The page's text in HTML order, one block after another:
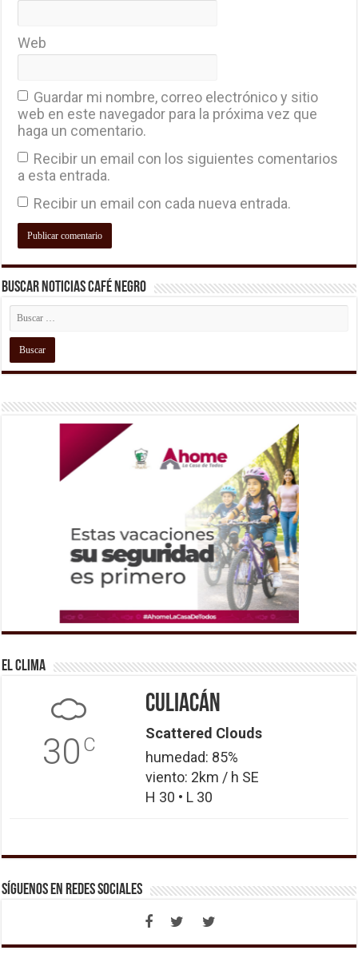
Web
Guardar mi nombre, correo electrónico y sitio
web en este navegador para la próxima vez que
haga un comentario.
Recibir un email con los siguientes comentarios
a esta entrada.
Recibir un email con cada nueva entrada.
Buscar Noticias Café Negro
El Clima
30 C
Culiacán
Scattered Clouds
humedad: 85%
viento: 2km / h SE
H 30 • L 30
Síguenos en Redes Sociales